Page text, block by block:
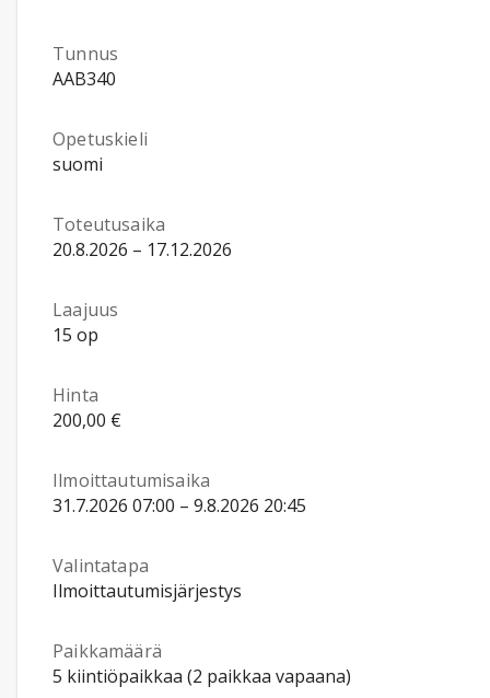
Tunnus
AAB340
Opetuskieli
suomi
Toteutusaika
20.8.2026 – 17.12.2026
Laajuus
15 op
Hinta
200,00 €
Ilmoittautumisaika
31.7.2026 07:00 – 9.8.2026 20:45
Valintatapa
Ilmoittautumisjärjestys
Paikkamäärä
5 kiintiöpaikkaa (2 paikkaa vapaana)